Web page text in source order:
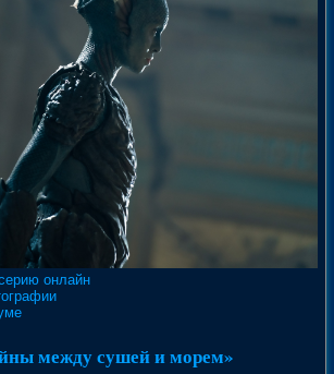
онлайн
между сушей и морем»